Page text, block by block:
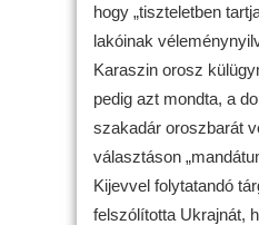
hogy „tiszteletben
lakóinak
Karaszin orosz
pedig azt mondta, a
szakadár oroszbarát
választáson
Kijevvel folytatandó
felszólította Ukrajnát,